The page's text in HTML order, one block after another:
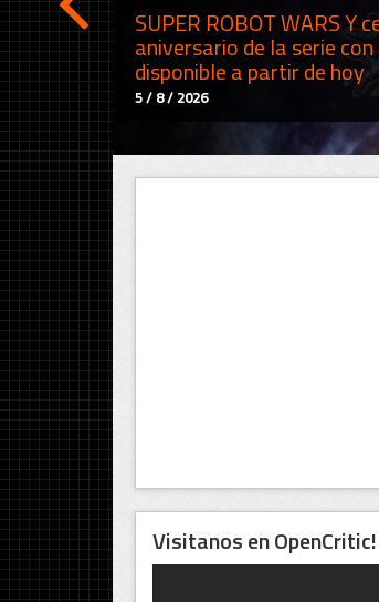
SUPER ROBOT WARS Y
aniversario de la serie con
disponible a partir de hoy
5 / 8 / 2026
Visitanos en OpenCritic!